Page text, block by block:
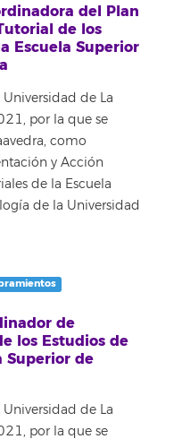
del Plan
de los
Escuela Superior
de La
por la que se
como
y Acción
de la Escuela
de la Universidad
de
los Estudios de
Superior de
de La
por la que se